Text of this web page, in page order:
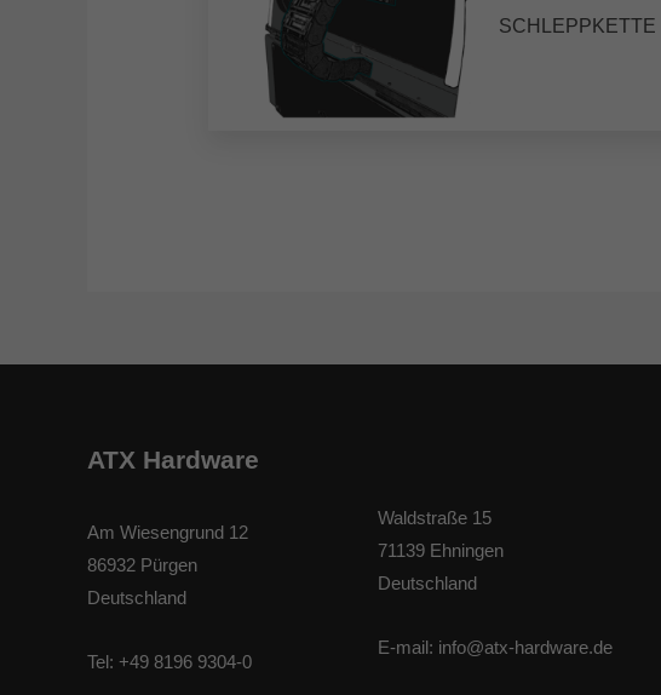
SCHLEPPKETTE
ATX Hardware
Am Wiesengrund 12
86932 Pürgen
Deutschland
Tel: +49 8196 9304-0
Waldstraße 15
71139 Ehningen
Deutschland
E-mail: info@atx-hardware.de